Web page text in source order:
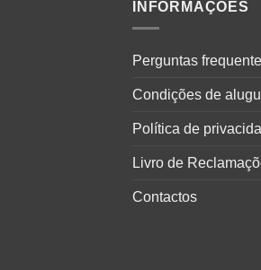
INFORMAÇÕES
Perguntas
Condições de
Política de
Livro de
Contactos